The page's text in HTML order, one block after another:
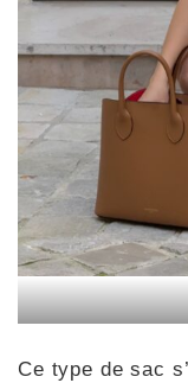
Ce type de sac